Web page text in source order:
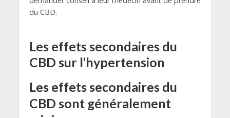
du CBD.
Les effets secondaires du
CBD sur l’hypertension
Les effets secondaires du
CBD sont généralement